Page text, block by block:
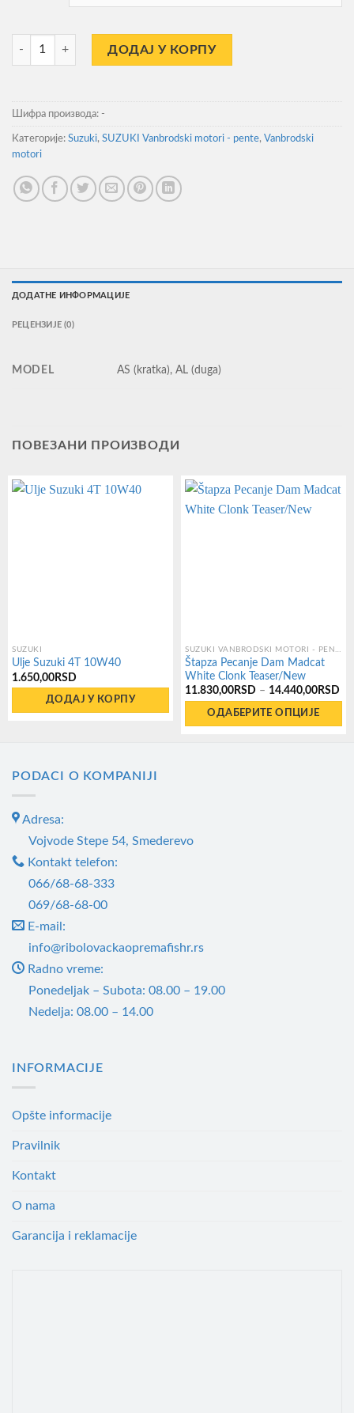
SUZUKI DF 5 количина
ДОДАЈ У КОРПУ
Шифра производа: -
Категорије: Suzuki, SUZUKI Vanbrodski motori - pente, Vanbrodski
motori
ДОДАТНЕ ИНФОРМАЦИЈЕ
РЕЦЕНЗИЈЕ (0)
MODEL AS (kratka), AL (duga)
ПОВЕЗАНИ ПРОИЗВОДИ
SUZUKI
Ulje Suzuki 4T 10W40
1.650,00 RSD
ДОДАЈ У КОРПУ
SUZUKI VANBRODSKI MOTORI - PENTE
Štapza Pecanje Dam Madcat
White Clonk Teaser/New
11.830,00 RSD – 14.440,00 RSD
ОДАБЕРИТЕ ОПЦИЈЕ
производа.
PODACI O KOMPANIJI
Adresa:
Vojvode Stepe 54, Smederevo
Kontakt telefon:
066/68-68-333
069/68-68-00
E-mail:
info@ribolovackaopremafishr.rs
Radno vreme:
Ponedeljak – Subota: 08.00 – 19.00
Nedelja: 08.00 – 14.00
INFORMACIJE
Opšte informacije
Pravilnik
Kontakt
O nama
Garancija i reklamacije